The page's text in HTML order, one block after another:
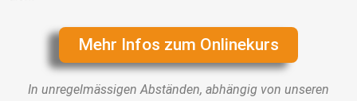
Mehr Infos zum Onlinekurs
In unregelmässigen Abständen, abhängig von unseren